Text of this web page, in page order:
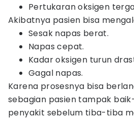
Pertukaran oksigen
Akibatnya pasien bisa
Sesak napas berat.
Napas cepat.
Kadar oksigen turun
Gagal napas.
Karena prosesnya bisa
sebagian pasien tampak
penyakit sebelum tiba-tiba